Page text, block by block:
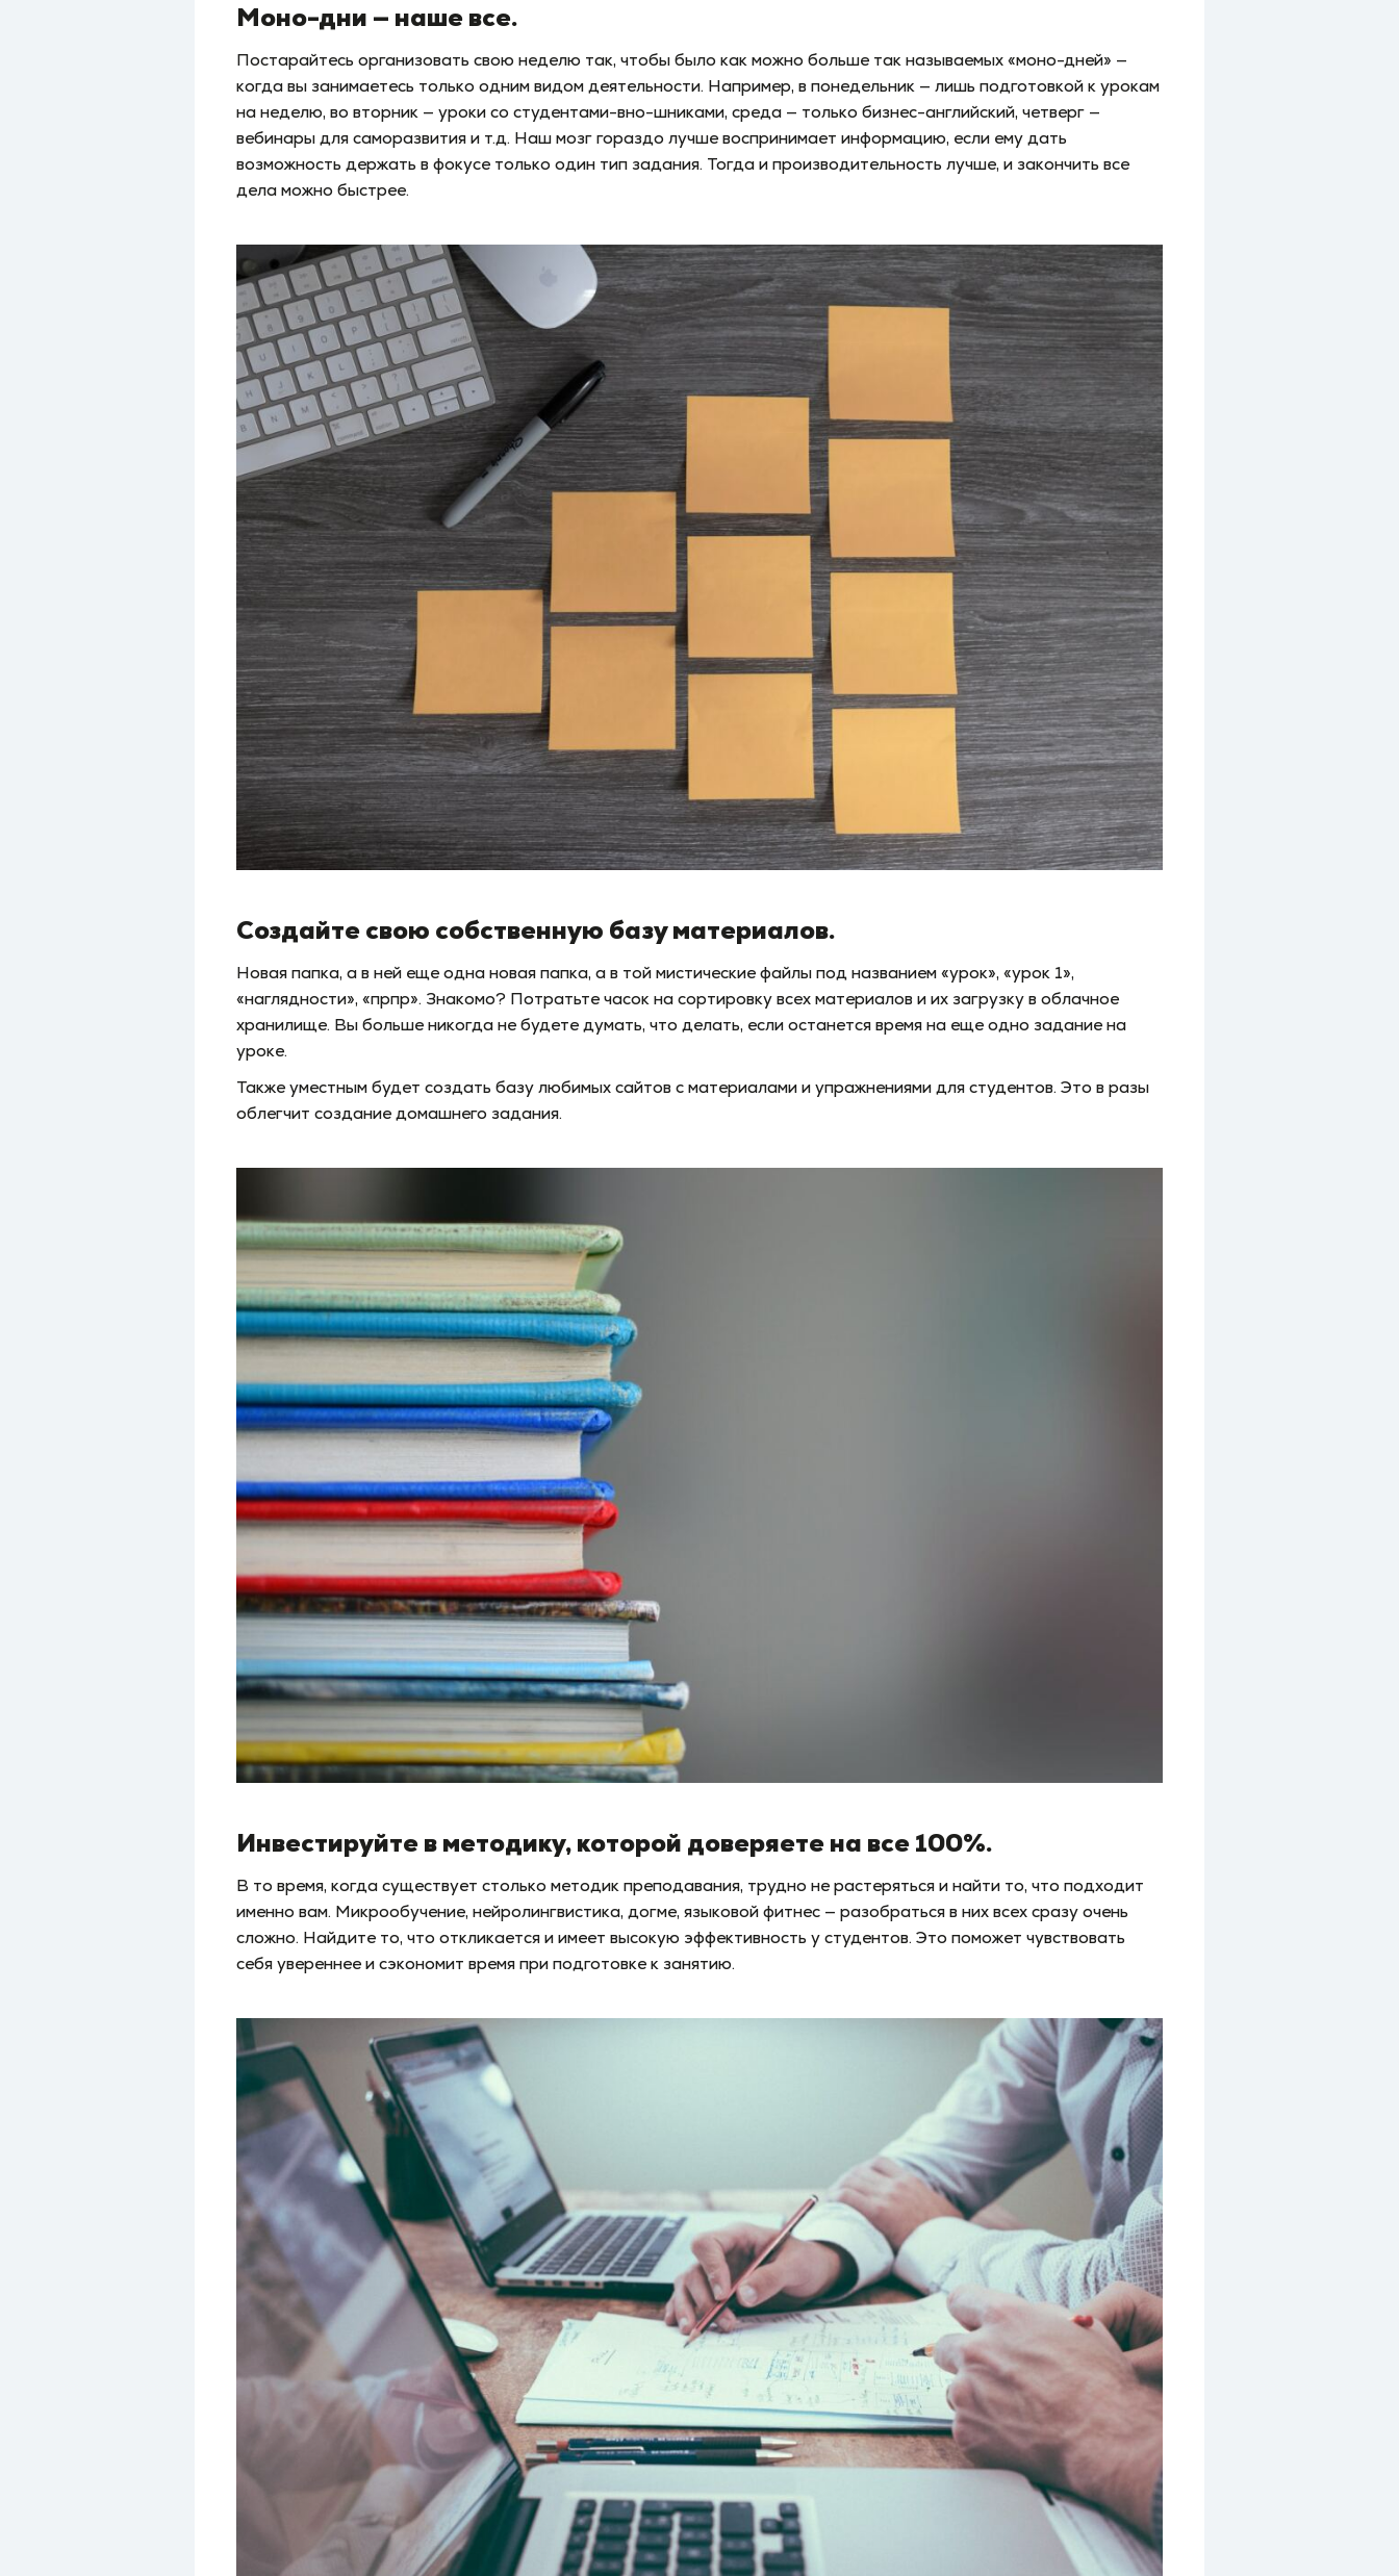
Моно-дни — наше все.
Постарайтесь организовать свою неделю так, чтобы было как можно больше так называемых «моно-дней» —
когда вы занимаетесь только одним видом деятельности. Например, в понедельник — лишь подготовкой к урокам
на неделю, во вторник — уроки со студентами-вно-шниками, среда — только бизнес-английский, четверг —
вебинары для саморазвития и т.д. Наш мозг гораздо лучше воспринимает информацию, если ему дать
возможность держать в фокусе только один тип задания. Тогда и производительность лучше, и закончить все
дела можно быстрее.
Создайте свою собственную базу материалов.
Новая папка, а в ней еще одна новая папка, а в той мистические файлы под названием «урок», «урок 1»,
«наглядности», «прпр». Знакомо? Потратьте часок на сортировку всех материалов и их загрузку в облачное
хранилище. Вы больше никогда не будете думать, что делать, если останется время на еще одно задание на
уроке.
Также уместным будет создать базу любимых сайтов с материалами и упражнениями для студентов. Это в разы
облегчит создание домашнего задания.
Инвестируйте в методику, которой доверяете на все 100%.
В то время, когда существует столько методик преподавания, трудно не растеряться и найти то, что подходит
именно вам. Микрообучение, нейролингвистика, догме, языковой фитнес — разобраться в них всех сразу очень
сложно. Найдите то, что откликается и имеет высокую эффективность у студентов. Это поможет чувствовать
себя увереннее и сэкономит время при подготовке к занятию.